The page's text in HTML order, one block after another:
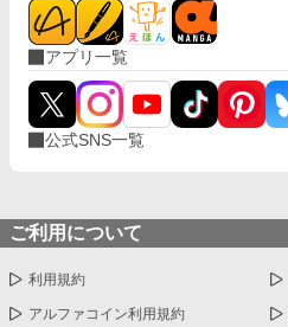
アプリ一覧
公式SNS一覧
ご利用について
利用規約
アルファコイン利用規約